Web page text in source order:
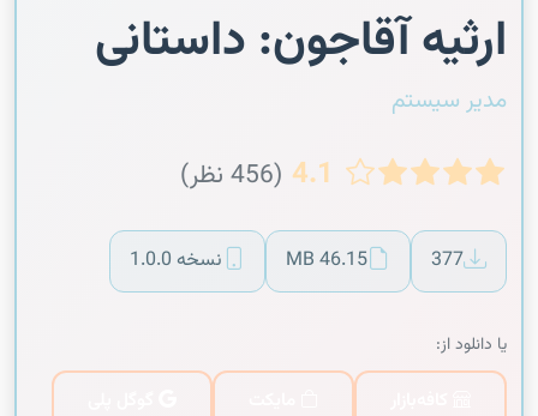
ارثیه آقاجون: داستانی
مدیر سیستم
4.1 (456 نظر)
377
46.15 MB نسخه 1.0.0
یا دانلود از: